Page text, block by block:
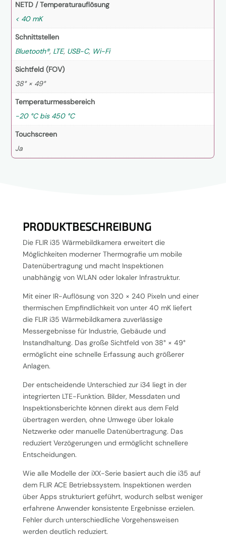
NETD / Temperaturauflösung
< 40 mK
Schnittstellen
Bluetooth®, LTE, USB-C, Wi-Fi
Sichtfeld (FOV)
38° × 49°
Temperaturmessbereich
-20 °C bis 450 °C
Touchscreen
Ja
PRODUKTBESCHREIBUNG
Die FLIR i35 Wärmebildkamera erweitert die
Möglichkeiten moderner Thermografie um mobile
Datenübertragung und macht Inspektionen
unabhängig von WLAN oder lokaler Infrastruktur.
Mit einer IR-Auflösung von 320 × 240 Pixeln und einer
thermischen Empfindlichkeit von unter 40 mK liefert
die FLIR i35 Wärmebildkamera zuverlässige
Messergebnisse für Industrie, Gebäude und
Instandhaltung. Das große Sichtfeld von 38° × 49°
ermöglicht eine schnelle Erfassung auch größerer
Anlagen.
Der entscheidende Unterschied zur i34 liegt in der
integrierten LTE-Funktion. Bilder, Messdaten und
Inspektionsberichte können direkt aus dem Feld
übertragen werden, ohne Umwege über lokale
Netzwerke oder manuelle Datenübertragung. Das
reduziert Verzögerungen und ermöglicht schnellere
Entscheidungen.
Wie alle Modelle der iXX-Serie basiert auch die i35 auf
dem FLIR ACE Betriebssystem. Inspektionen werden
über Apps strukturiert geführt, wodurch selbst weniger
erfahrene Anwender konsistente Ergebnisse erzielen.
Fehler durch unterschiedliche Vorgehensweisen
werden deutlich reduziert.